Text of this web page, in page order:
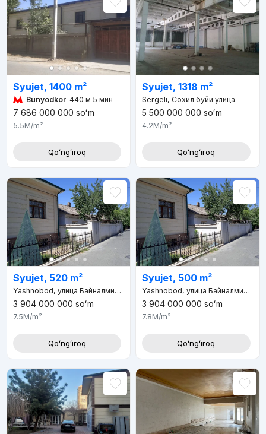
Syujet, 1400 m²
Bunyodkor 440 м 5 мин
7 686 000 000 soʻm
5.5M/m²
Qoʻngʻiroq
Syujet, 1318 m²
Sergeli, Сохил буйи улица
5 500 000 000 soʻm
4.2M/m²
Qoʻngʻiroq
Syujet, 520 m²
Yashnobod, улица Байналминал
3 904 000 000 soʻm
7.5M/m²
Qoʻngʻiroq
Syujet, 500 m²
Yashnobod, улица Байналминал
3 904 000 000 soʻm
7.8M/m²
Qoʻngʻiroq